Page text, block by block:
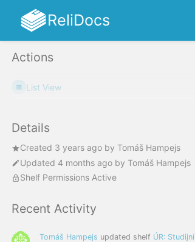
ReliDocs
Actions
List View
Details
Created 3 years ago by Tomáš Hampejs
Updated 4 months ago by Tomáš Hampejs
Shelf Permissions Active
Recent Activity
Tomáš Hampejs updated shelf ÚR: Studijní